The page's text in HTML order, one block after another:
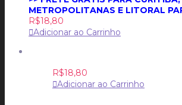
METROPOLITANAS E LITORAL
R$18,80
Adicionar ao Carrinho
R$18,80
Adicionar ao Carrinho